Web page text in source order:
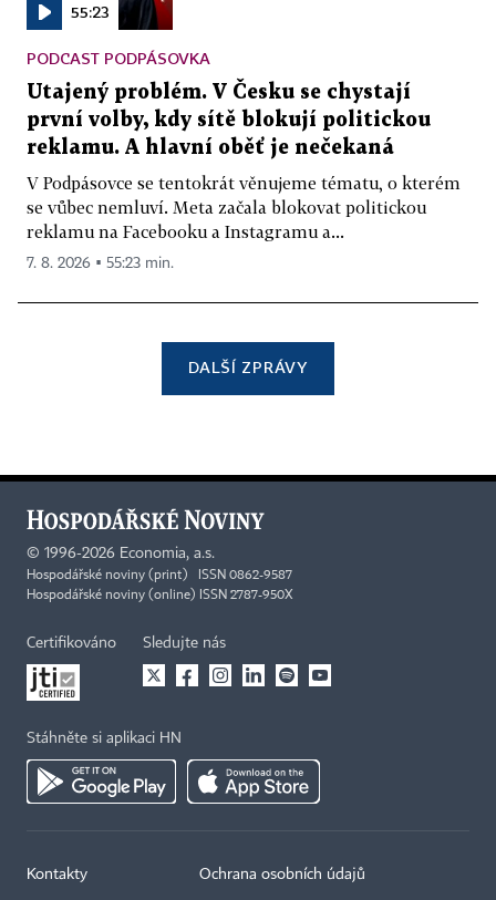
55:23
PODCAST PODPÁSOVKA
Utajený problém. V Česku se chystají
první volby, kdy sítě blokují politickou
reklamu. A hlavní oběť je nečekaná
V Podpásovce se tentokrát věnujeme tématu, o kterém
se vůbec nemluví. Meta začala blokovat politickou
reklamu na Facebooku a Instagramu a...
7. 8. 2026 ▪ 55:23 min.
DALŠÍ ZPRÁVY
© 1996-2026 Economia, a.s.
Hospodářské noviny (print) ISSN 0862-9587
Hospodářské noviny (online) ISSN 2787-950X
Certifikováno Sledujte nás
Stáhněte si aplikaci HN
Kontakty Ochrana osobních údajů